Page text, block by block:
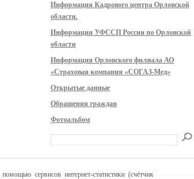
Информация Кадрового центра Орловской
области.
Информация УФССП России по Орловской
области
Информация Орловского филиала АО
«Страховая компания «СОГАЗ-Мед»
Открытые данные
Обращения граждан
Фотоальбом
сервисов интернет-статистики (счётчик